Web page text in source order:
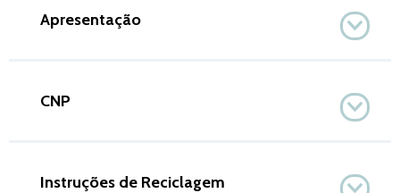
Apresentação
CNP
Instruções de Reciclagem